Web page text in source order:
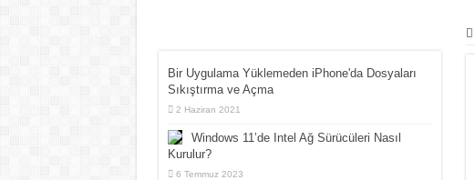
Bir Uygulama Yüklemeden iPhone'da Dosyaları
Sıkıştırma ve Açma
2 Haziran 2021
Windows 11’de Intel Ağ Sürücüleri Nasıl
Kurulur?
6 Temmuz 2023